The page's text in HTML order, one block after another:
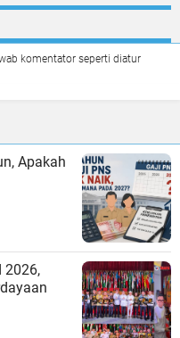
komentator seperti diatur
Apakah
2026,